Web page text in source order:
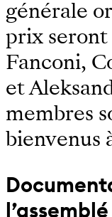
générale
prix seront
Fanconi,
et
membres
bienvenus